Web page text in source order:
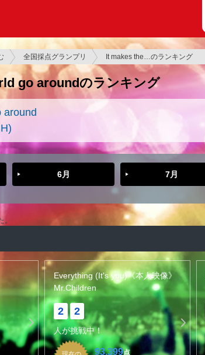
全国採点グランプリ It makes the…のランキング
go aroundのランキング
around
6月 7月
Everything (It's you)《本人映像》
Mr.Children
2 2
人が挑戦中！
93.399点